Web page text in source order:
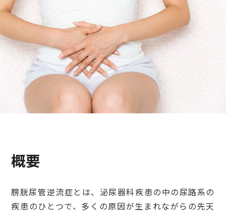
がん
検診・検査
出産・子ども
概要
膀胱尿管逆流症とは、泌尿器科疾患の中の尿路系の
疾患のひとつで、多くの原因が生まれながらの先天